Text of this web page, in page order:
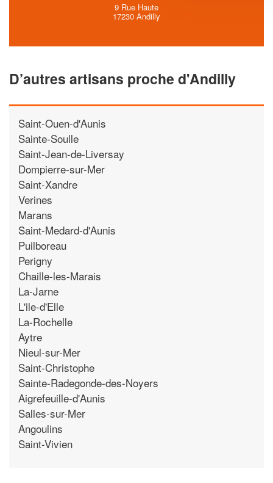
9 Rue Haute
17230 Andilly
D’autres artisans proche d'Andilly
Saint-Ouen-d'Aunis
Sainte-Soulle
Saint-Jean-de-Liversay
Dompierre-sur-Mer
Saint-Xandre
Verines
Marans
Saint-Medard-d'Aunis
Puilboreau
Perigny
Chaille-les-Marais
La-Jarne
L'ile-d'Elle
La-Rochelle
Aytre
Nieul-sur-Mer
Saint-Christophe
Sainte-Radegonde-des-Noyers
Aigrefeuille-d'Aunis
Salles-sur-Mer
Angoulins
Saint-Vivien